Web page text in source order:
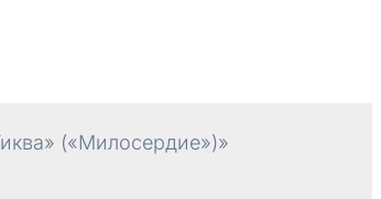
(«Милосердие»)»